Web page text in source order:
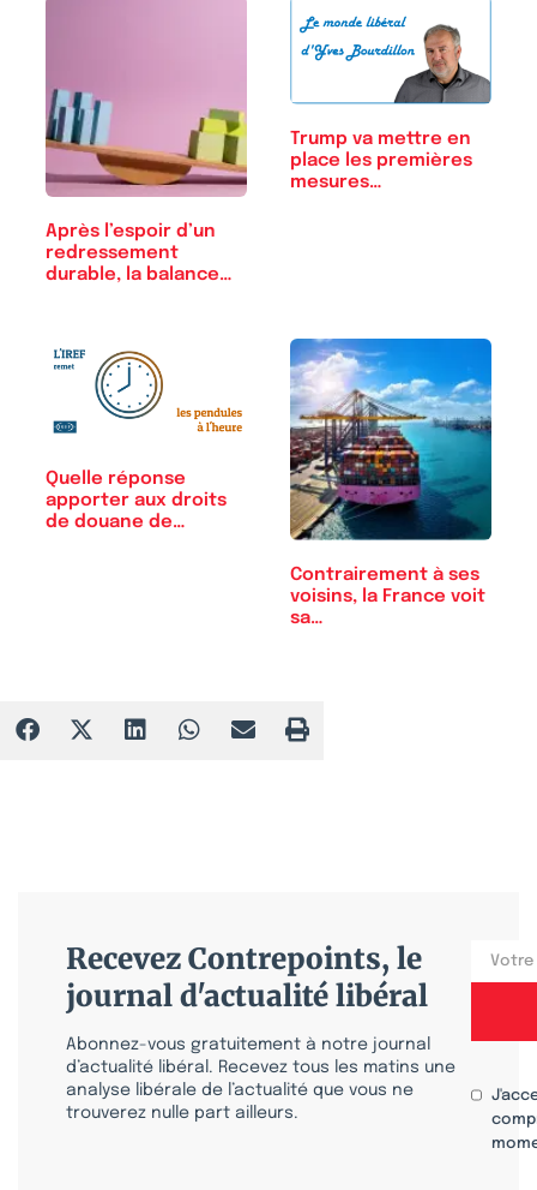
Après l’espoir d’un
redressement
durable, la balance…
Trump va mettre en
place les premières
mesures…
Quelle réponse
apporter aux droits
de douane de
Contrairement à ses
voisins, la France voit
sa…
Recevez Contrepoints, le
journal d'actualité libéral
Abonnez-vous gratuitement à notre journal
d’actualité libéral. Recevez tous les matins une
analyse libérale de l’actualité que vous ne
trouverez nulle part ailleurs.